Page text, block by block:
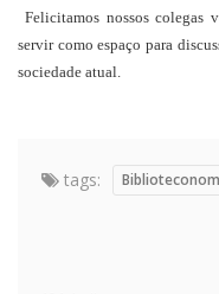
Felicitamos nossos colegas
servir como espaço para
sociedade atual.
tags: